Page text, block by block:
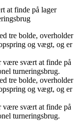
at finde på lager
tre bolde, overholder
og vægt, og er
være svært at finde på
turneringsbrug.
tre bolde, overholder
og vægt, og er
være svært at finde på
turneringsbrug.